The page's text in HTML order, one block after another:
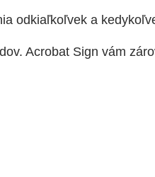
odkiaľkoľvek a
Acrobat Sign vám